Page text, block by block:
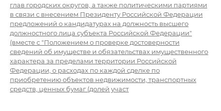
глав городских округов, а также политическими партиями
в связи с внесением Президенту Российской Федерации
предложений о кандидатурах на должность высшего
должностного лица субъекта Российской Федерации"
(вместе с "Положением о проверке достоверности
сведений об имуществе и обязательствах имущественного
характера за пределами территории Российской
Федерации, о расходах по каждой сделке по
приобретению объектов недвижимости, транспортных
средств, ценных бумаг (долей участ